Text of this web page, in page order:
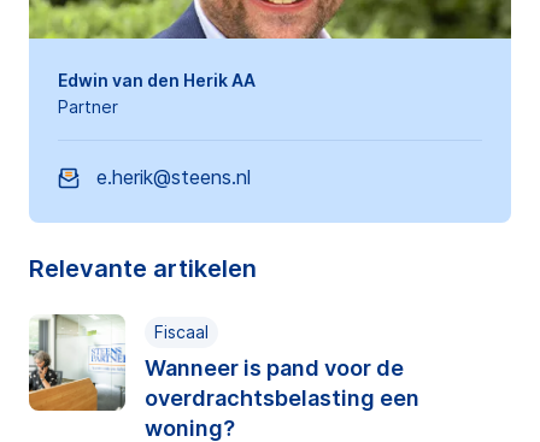
Edwin van den Herik AA
Partner
e.herik@steens.nl
Relevante artikelen
Fiscaal
Wanneer is pand voor de
overdrachtsbelasting een
woning?